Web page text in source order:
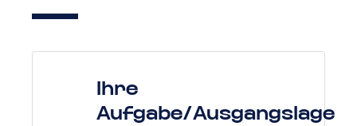
Ihre
Aufgabe/Ausgangslage